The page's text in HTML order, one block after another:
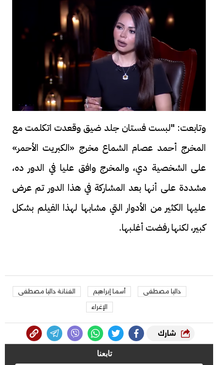
وتابعت: "لبست فستان جلد ضيق وقعدت اتكلمت مع
المخرج أحمد عصام الشماع مخرج «الكبريت الأحمر»
على الشخصية دي، والمخرج وافق عليا في الدور ده،
مشددة على أنها بعد المشاركة في هذا الدور تم عرض
عليها الكثير من الأدوار التي مشابها لهذا الفيلم بشكل
كبير، لكنها رفضت أغلبها.
داليا مصطفى أسما إبراهيم الفنانة داليا مصطفى
الإغراء
شارك
تابعنا